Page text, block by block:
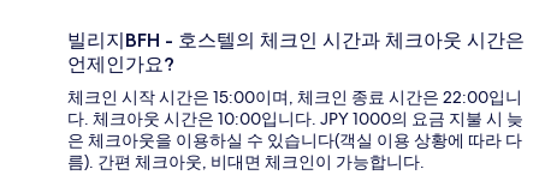
빌리지BFH - 호스텔의 체크인 시간과 체크아웃 시간은
언제인가요?
체크인 시작 시간은 15:00이며, 체크인 종료 시간은 22:00입니
다. 체크아웃 시간은 10:00입니다. JPY 1000의 요금 지불 시 늦
은 체크아웃을 이용하실 수 있습니다(객실 이용 상황에 따라 다
름). 간편 체크아웃, 비대면 체크인이 가능합니다.